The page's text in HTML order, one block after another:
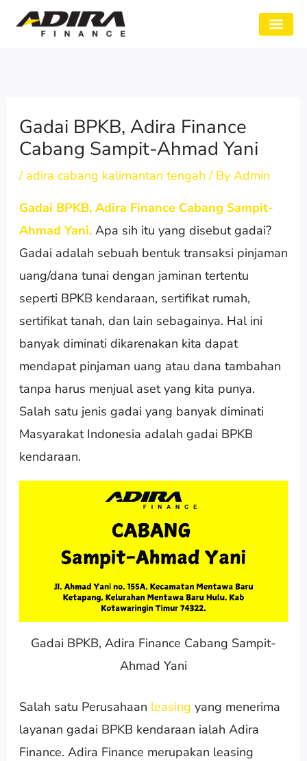
Gadai BPKB, Adira Finance
Cabang Sampit-Ahmad Yani
/ adira cabang kalimantan tengah / By Admin
Gadai BPKB, Adira Finance Cabang Sampit-
Ahmad Yani. Apa sih itu yang disebut gadai?
Gadai adalah sebuah bentuk transaksi pinjaman
uang/dana tunai dengan jaminan tertentu
seperti BPKB kendaraan, sertifikat rumah,
sertifikat tanah, dan lain sebagainya. Hal ini
banyak diminati dikarenakan kita dapat
mendapat pinjaman uang atau dana tambahan
tanpa harus menjual aset yang kita punya.
Salah satu jenis gadai yang banyak diminati
Masyarakat Indonesia adalah gadai BPKB
kendaraan.
Gadai BPKB, Adira Finance Cabang Sampit-
Ahmad Yani
Salah satu Perusahaan leasing yang menerima
layanan gadai BPKB kendaraan ialah Adira
Finance. Adira Finance merupakan leasing